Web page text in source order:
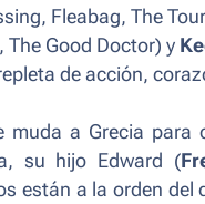
Fleabag, The
The Good Doctor) y
de acción,
a Grecia para
su hijo Edward (
están a la orden del